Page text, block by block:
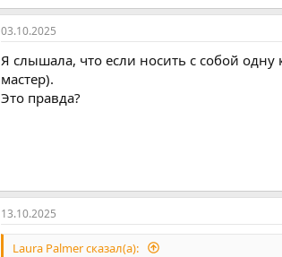
03.10.2025
Я слышала, что если носить с собой одну
мастер).
Это правда?
13.10.2025
Laura Palmer сказал(а):